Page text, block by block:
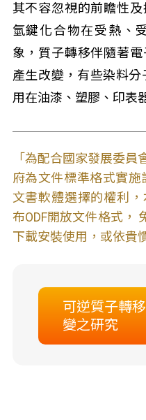
其不容忽視的前瞻性
氫鍵化合物在受熱、
象，質子轉移伴隨著
產生改變，有些染料
用在油漆、塑膠、印表
「為配合國家發展委員
府為文件標準格式實
文書軟體選擇的權利
布ODF開放文件格式，
下載安裝使用，或依貴
可逆質子轉
變之研究